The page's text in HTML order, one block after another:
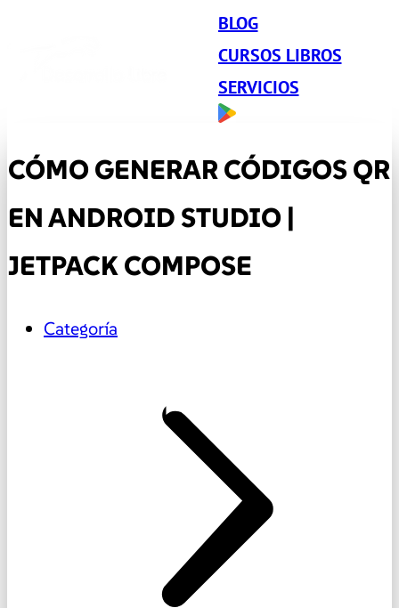
BLOG
CURSOS LIBROS
SERVICIOS
CÓMO GENERAR CÓDIGOS QR
EN ANDROID STUDIO |
JETPACK COMPOSE
Categoría